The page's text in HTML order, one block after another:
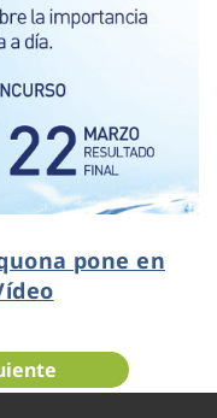
pone en